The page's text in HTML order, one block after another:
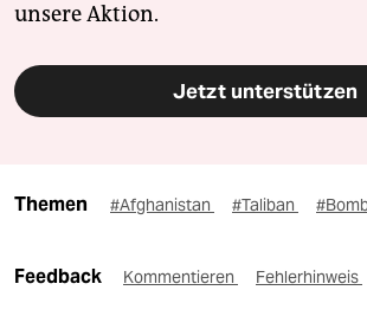
unsere Aktion.
Jetzt unterstützen
Themen #Afghanistan #Taliban
Feedback Kommentieren Fehlerhinweis